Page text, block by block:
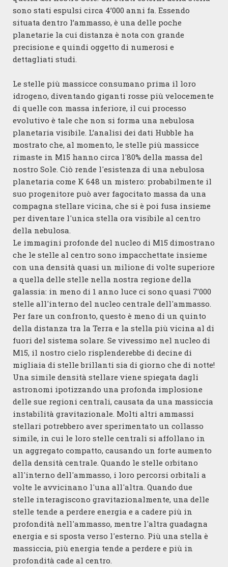
sono stati espulsi circa 4’000 anni fa. Essendo
situata dentro l’ammasso, è una delle poche
planetarie la cui distanza è nota con grande
precisione e quindi oggetto di numerosi e
dettagliati studi.
Le stelle più massicce consumano prima il loro
idrogeno, diventando giganti rosse più velocemente
di quelle con massa inferiore, il cui processo
evolutivo è tale che non si forma una nebulosa
planetaria visibile. L’analisi dei dati Hubble ha
mostrato che, al momento, le stelle più massicce
rimaste in M15 hanno circa l'80% della massa del
nostro Sole. Ciò rende l'esistenza di una nebulosa
planetaria come K 648 un mistero: probabilmente il
suo progenitore può aver fagocitato massa da una
compagna stellare vicina, che si è poi fusa insieme
per diventare l'unica stella ora visibile al centro
della nebulosa.
Le immagini profonde del nucleo di M15 dimostrano
che le stelle al centro sono impacchettate insieme
con una densità quasi un milione di volte superiore
a quella delle stelle nella nostra regione della
galassia: in meno di 1 anno luce ci sono quasi 7’000
stelle all'interno del nucleo centrale dell'ammasso.
Per fare un confronto, questo è meno di un quinto
della distanza tra la Terra e la stella più vicina al di
fuori del sistema solare. Se vivessimo nel nucleo di
M15, il nostro cielo risplenderebbe di decine di
migliaia di stelle brillanti sia di giorno che di notte!
Una simile densità stellare viene spiegata dagli
astronomi ipotizzando una profonda implosione
delle sue regioni centrali, causata da una massiccia
instabilità gravitazionale. Molti altri ammassi
stellari potrebbero aver sperimentato un collasso
simile, in cui le loro stelle centrali si affollano in
un aggregato compatto, causando un forte aumento
della densità centrale. Quando le stelle orbitano
all'interno dell'ammasso, i loro percorsi orbitali a
volte le avvicinano l'una all'altra. Quando due
stelle interagiscono gravitazionalmente, una delle
stelle tende a perdere energia e a cadere più in
profondità nell'ammasso, mentre l'altra guadagna
energia e si sposta verso l'esterno. Più una stella è
massiccia, più energia tende a perdere e più in
profondità cade al centro.